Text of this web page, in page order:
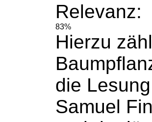
Relevanz:
83%
Hierzu
die
Samuel